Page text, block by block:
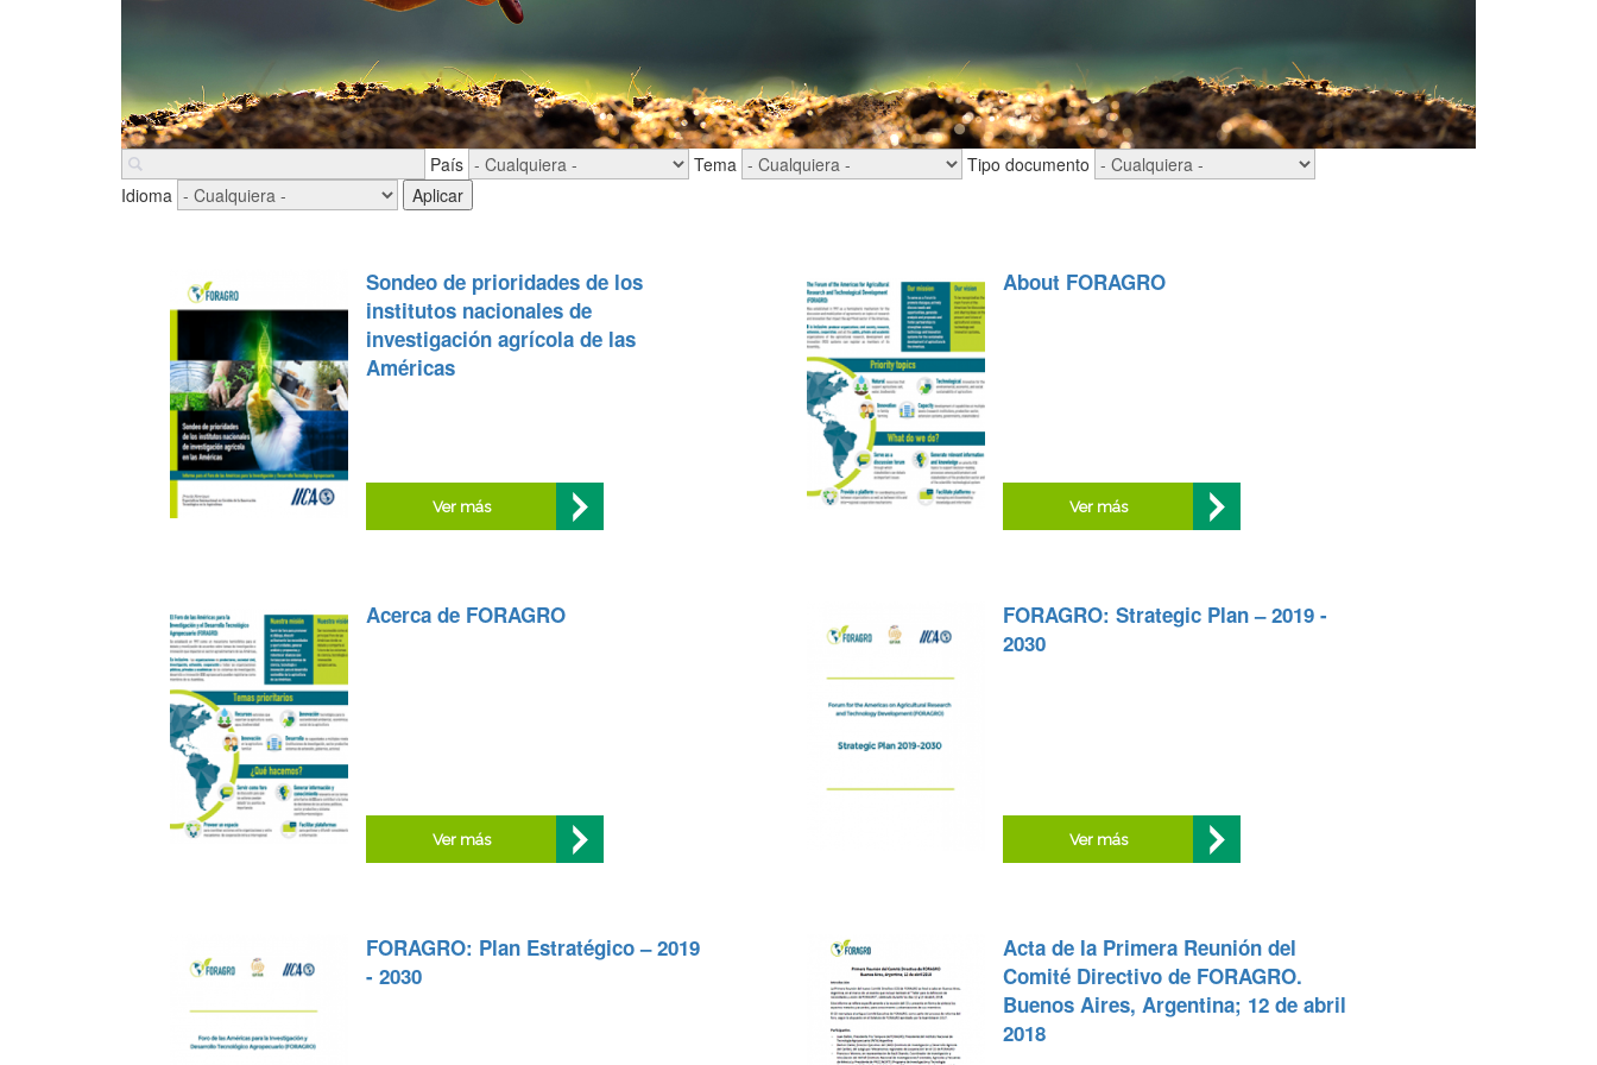
País Tema
Tipo documento
Idioma
Sondeo de prioridades de los
institutos nacionales de
investigación agrícola de las
Américas
Ver más
About FORAGRO
Ver más
Acerca de FORAGRO
Ver más
FORAGRO: Strategic Plan – 2019 -
2030
Ver más
FORAGRO: Plan Estratégico – 2019
- 2030
Acta de la Primera Reunión del
Comité Directivo de FORAGRO.
Buenos Aires, Argentina; 12 de abril
2018